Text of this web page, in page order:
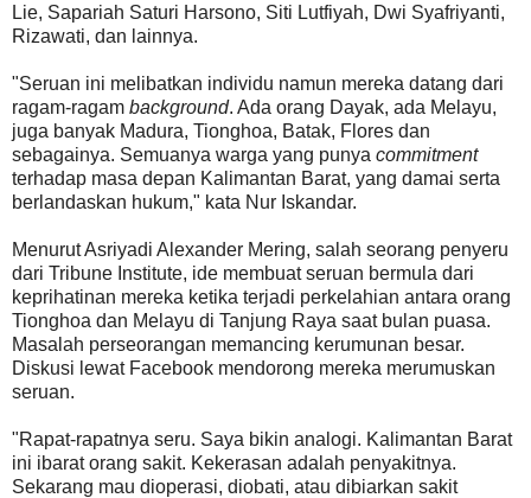
Lie, Sapariah Saturi Harsono, Siti Lutfiyah, Dwi Syafriyanti,
Rizawati, dan lainnya.
"Seruan ini melibatkan individu namun mereka datang dari
ragam-ragam background. Ada orang Dayak, ada Melayu,
juga banyak Madura, Tionghoa, Batak, Flores dan
sebagainya. Semuanya warga yang punya commitment
terhadap masa depan Kalimantan Barat, yang damai serta
berlandaskan hukum," kata Nur Iskandar.
Menurut Asriyadi Alexander Mering, salah seorang penyeru
dari Tribune Institute, ide membuat seruan bermula dari
keprihatinan mereka ketika terjadi perkelahian antara orang
Tionghoa dan Melayu di Tanjung Raya saat bulan puasa.
Masalah perseorangan memancing kerumunan besar.
Diskusi lewat Facebook mendorong mereka merumuskan
seruan.
"Rapat-rapatnya seru. Saya bikin analogi. Kalimantan Barat
ini ibarat orang sakit. Kekerasan adalah penyakitnya.
Sekarang mau dioperasi, diobati, atau dibiarkan sakit